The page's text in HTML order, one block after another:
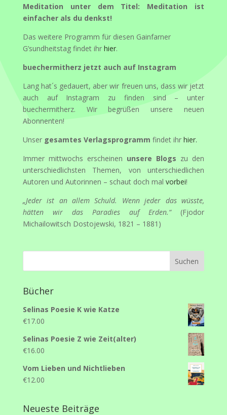
Meditation unter dem Titel: Meditation ist
einfacher als du denkst!
Das weitere Programm für diesen Gainfarner
G’sundheitstag findet ihr hier.
buechermitherz jetzt auch auf Instagram
Lang hat´s gedauert, aber wir freuen uns, dass wir jetzt
auch auf Instagram zu finden sind – unter
buechermitherz. Wir begrüßen unsere neuen
Abonnenten!
Unser gesamtes Verlagsprogramm findet ihr hier.
Immer mittwochs erscheinen unsere Blogs zu den
unterschiedlichsten Themen, von unterschiedlichen
Autoren und Autorinnen – schaut doch mal vorbei!
„Jeder ist an allem Schuld. Wenn jeder das wüsste,
hätten wir das Paradies auf Erden.“(Fjodor
Michailowitsch Dostojewski, 1821 – 1881)
Bücher
Selinas Poesie K wie Katze
€17.00
Selinas Poesie Z wie Zeit(alter)
€16.00
Vom Lieben und Nichtlieben
€12.00
Neueste Beiträge